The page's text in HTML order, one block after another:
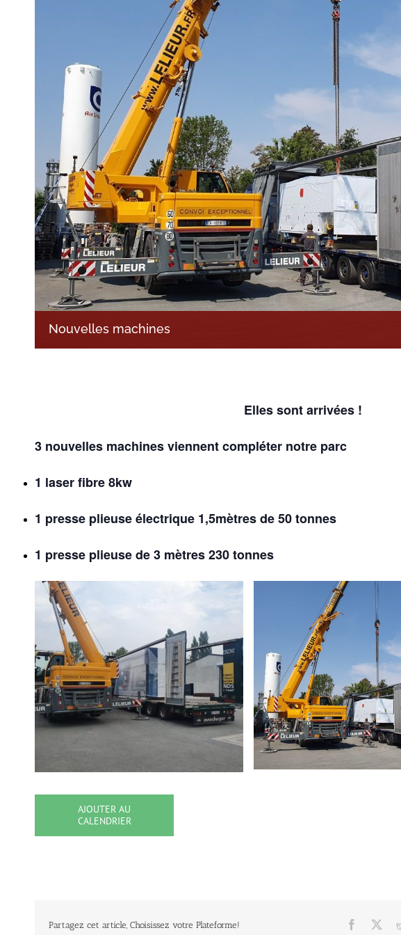
Nouvelles machines
Elles sont arrivées !
3 nouvelles machines viennent compléter notre parc
1 laser fibre 8kw
1 presse plieuse électrique 1,5mètres de 50 tonnes
1 presse plieuse de 3 mètres 230 tonnes
AJOUTER AU
CALENDRIER
Partagez cet article, Choisissez votre Plateforme! Facebook